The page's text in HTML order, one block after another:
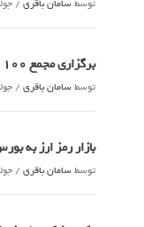
توسطسامان باقری / جولای
برگزاری مجمع 100 شرکت بورسی در زمان اضافه_راسخ
توسطسامان باقری / جولای
بازار رمز ارز به
توسطسامان باقری / جولای